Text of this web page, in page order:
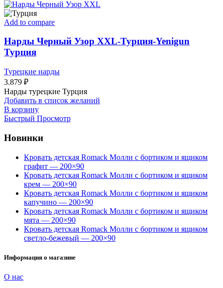
Add to compare
Нарды Черный Узор XXL-Турция-Yenigun
Турция
Турецкие нарды
3.879 ₽
Нарды турецкие Турция
Добавить в список желаний
В корзину
Быстрый Просмотр
Новинки
Кровать детская Romack Молли с бортиком и ящиком
графит — 200×90
Кровать детская Romack Молли с бортиком и ящиком
крем — 200×90
Кровать детская Romack Молли с бортиком и ящиком
капучино — 200×90
Кровать детская Romack Молли с бортиком и ящиком
мята — 200×90
Кровать детская Romack Молли с бортиком и ящиком
светло-бежевый — 200×90
Информация о магазине
О нас